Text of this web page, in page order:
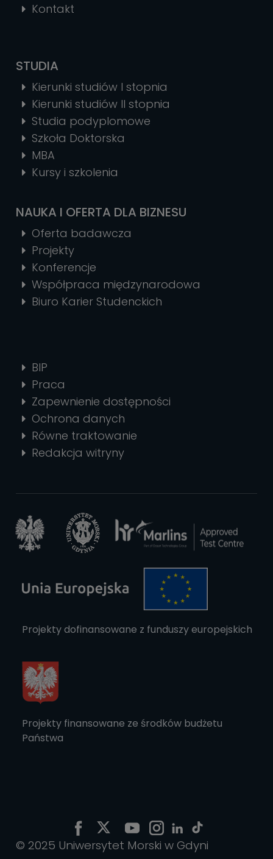
Kontakt
STUDIA
Kierunki studiów I stopnia
Kierunki studiów II stopnia
Studia podyplomowe
Szkoła Doktorska
MBA
Kursy i szkolenia
NAUKA I OFERTA DLA BIZNESU
Oferta badawcza
Projekty
Konferencje
Współpraca międzynarodowa
Biuro Karier Studenckich
BIP
Praca
Zapewnienie dostępności
Ochrona danych
Równe traktowanie
Redakcja witryny
Projekty dofinansowane z funduszy europejskich
Projekty finansowane ze środków budżetu
Państwa
© 2025 Uniwersytet Morski w Gdyni